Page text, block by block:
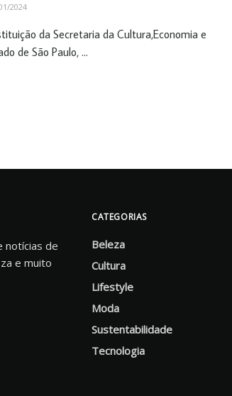
2024
da Secretaria da Cultura,Economia e
de São Paulo, ...
notícias de
e muito
CATEGORIAS
Beleza
Cultura
Lifestyle
Moda
Sustentabilidade
Tecnologia